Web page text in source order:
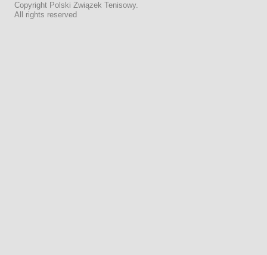
Copyright Polski Związek Tenisowy.
All rights reserved